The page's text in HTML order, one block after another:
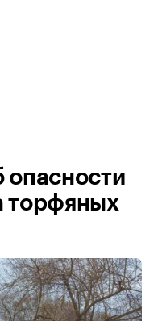
опасности
торфяных